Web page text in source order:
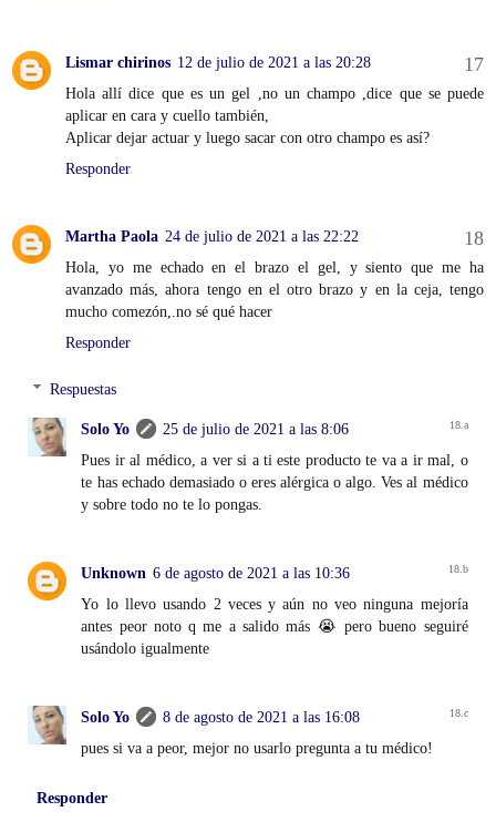
Lismar chirinos 12 de julio de 2021 a las 20:28
Hola allí dice que es un gel ,no un champo ,dice que se puede
aplicar en cara y cuello también,
Aplicar dejar actuar y luego sacar con otro champo es así?
Responder
Martha Paola 24 de julio de 2021 a las 22:22
Hola, yo me echado en el brazo el gel, y siento que me ha
avanzado más, ahora tengo en el otro brazo y en la ceja, tengo
mucho comezón,.no sé qué hacer
Responder
Respuestas
Solo Yo
25 de julio de 2021 a las 8:06
Pues ir al médico, a ver si a ti este producto te va a ir mal, o
te has echado demasiado o eres alérgica o algo. Ves al médico
y sobre todo no te lo pongas.
Unknown 6 de agosto de 2021 a las 10:36
Yo lo llevo usando 2 veces y aún no veo ninguna mejoría
antes peor noto q me a salido más 😭 pero bueno seguiré
usándolo igualmente
Solo Yo
8 de agosto de 2021 a las 16:08
pues si va a peor, mejor no usarlo pregunta a tu médico!
Responder